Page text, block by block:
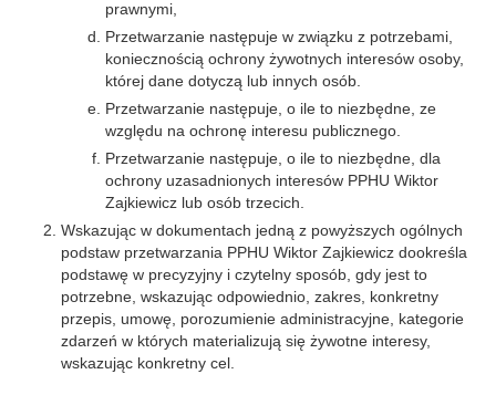
prawnymi,
Przetwarzanie następuje w związku z potrzebami,
koniecznością ochrony żywotnych interesów osoby,
której dane dotyczą lub innych osób.
Przetwarzanie następuje, o ile to niezbędne, ze
względu na ochronę interesu publicznego.
Przetwarzanie następuje, o ile to niezbędne, dla
ochrony uzasadnionych interesów PPHU Wiktor
Zajkiewicz lub osób trzecich.
Wskazując w dokumentach jedną z powyższych ogólnych
podstaw przetwarzania PPHU Wiktor Zajkiewicz dookreśla
podstawę w precyzyjny i czytelny sposób, gdy jest to
potrzebne, wskazując odpowiednio, zakres, konkretny
przepis, umowę, porozumienie administracyjne, kategorie
zdarzeń w których materializują się żywotne interesy,
wskazując konkretny cel.